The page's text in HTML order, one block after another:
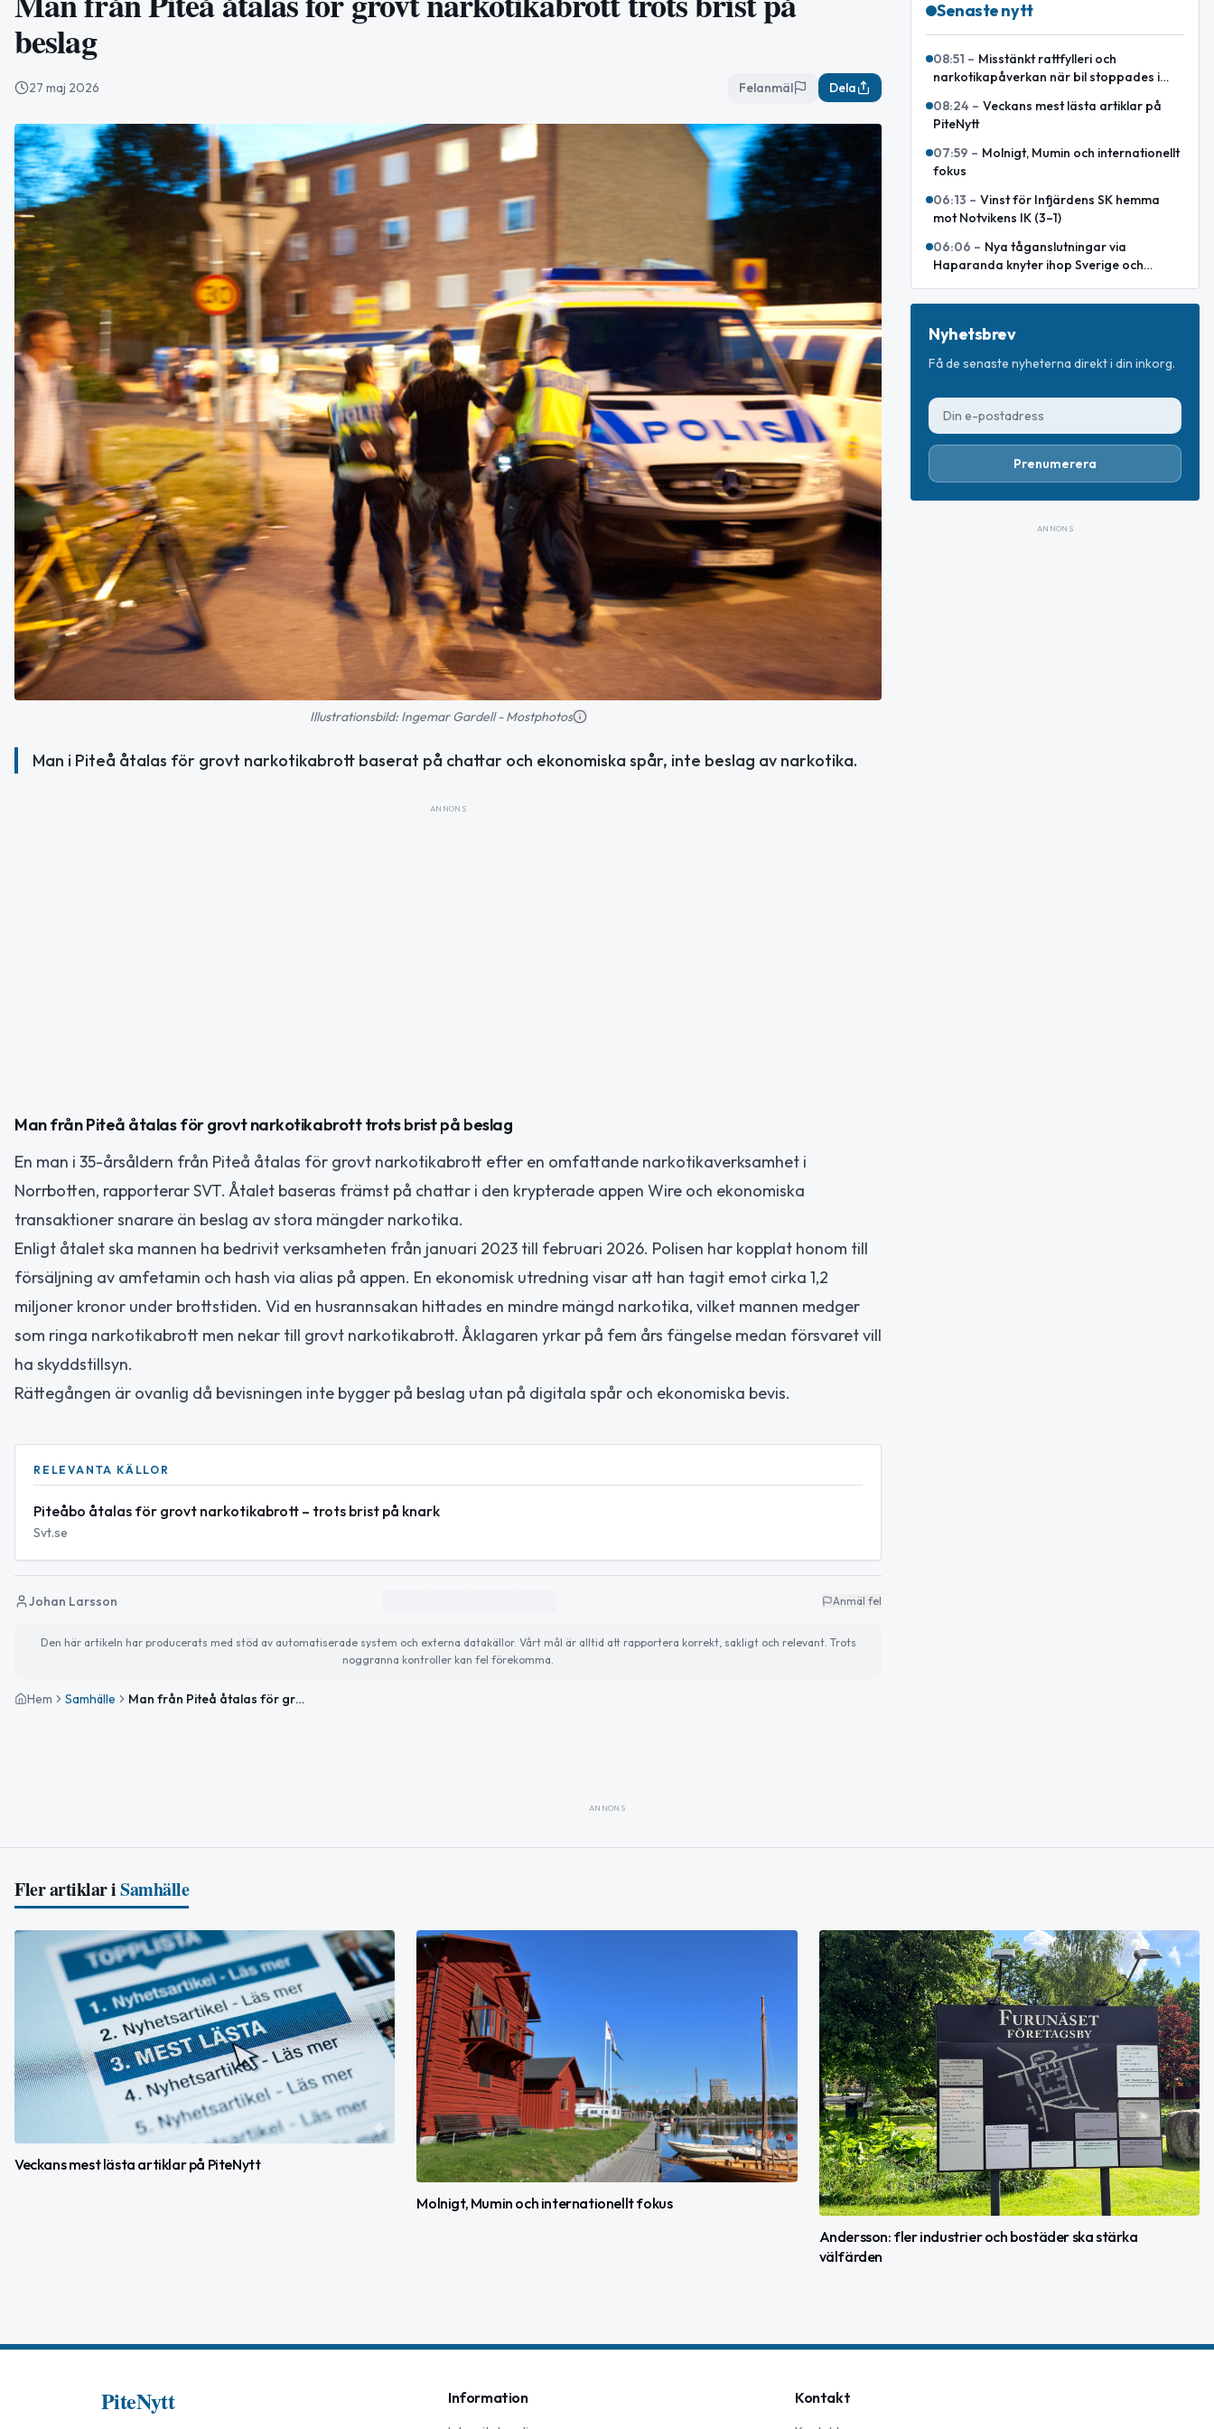
beslag
27 maj 2026 Felanmäl Dela
Illustrationsbild: Ingemar Gardell - Mostphotos
Man i Piteå åtalas för grovt narkotikabrott baserat på chattar och ekonomiska spår, inte beslag av narkotika.
ANNONS
Man från Piteå åtalas för grovt narkotikabrott trots brist på beslag
En man i 35-årsåldern från Piteå åtalas för grovt narkotikabrott efter en omfattande narkotikaverksamhet i
Norrbotten, rapporterar SVT. Åtalet baseras främst på chattar i den krypterade appen Wire och ekonomiska
transaktioner snarare än beslag av stora mängder narkotika.
Enligt åtalet ska mannen ha bedrivit verksamheten från januari 2023 till februari 2026. Polisen har kopplat honom till
försäljning av amfetamin och hash via alias på appen. En ekonomisk utredning visar att han tagit emot cirka 1,2
miljoner kronor under brottstiden. Vid en husrannsakan hittades en mindre mängd narkotika, vilket mannen medger
som ringa narkotikabrott men nekar till grovt narkotikabrott. Åklagaren yrkar på fem års fängelse medan försvaret vill
ha skyddstillsyn.
Rättegången är ovanlig då bevisningen inte bygger på beslag utan på digitala spår och ekonomiska bevis.
RELEVANTA KÄLLOR
Piteåbo åtalas för grovt narkotikabrott – trots brist på knark
Svt.se
Johan Larsson Anmäl fel
Den här artikeln har producerats med stöd av automatiserade system och externa datakällor. Vårt mål är alltid att rapportera korrekt, sakligt och relevant. Trots
noggranna kontroller kan fel förekomma.
Hem Samhälle Man från Piteå åtalas för grovt narkotikabrott trots brist på beslag
Senaste nytt
08:51 – Misstänkt rattfylleri och
narkotikapåverkan när bil stoppades i
08:24 – Veckans mest lästa artiklar på
PiteNytt
07:59 – Molnigt, Mumin och internationellt
fokus
06:13 – Vinst för Infjärdens SK hemma
mot Notvikens IK (3–1)
06:06 – Nya tåganslutningar via
Haparanda knyter ihop Sverige och
Nyhetsbrev
Få de senaste nyheterna direkt i din inkorg.
Prenumerera
ANNONS
ANNONS
Fler artiklar iSamhälle
Veckans mest lästa artiklar på PiteNytt
Molnigt, Mumin och internationellt fokus
Andersson: fler industrier och bostäder ska stärka
välfärden
PiteNytt Information Kontakt